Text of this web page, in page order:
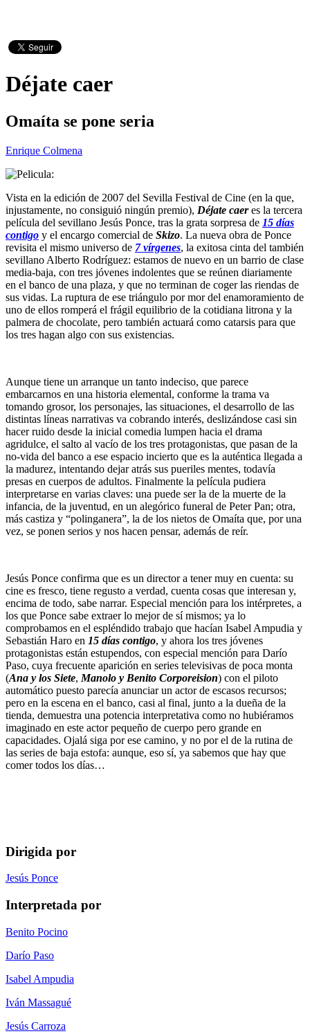
Déjate caer
Omaíta se pone seria
Enrique Colmena
Vista en la edición de 2007 del Sevilla Festival de Cine (en la que,
injustamente, no consiguió ningún premio), Déjate caeres la tercera
película del sevillano Jesús Ponce, tras la grata sorpresa de 15 días
contigo y el encargo comercial de Skizo. La nueva obra de Ponce
revisita el mismo universo de 7 vírgenes, la exitosa cinta del también
sevillano Alberto Rodríguez: estamos de nuevo en un barrio de clase
media-baja, con tres jóvenes indolentes que se reúnen diariamente
en el banco de una plaza, y que no terminan de coger las riendas de
sus vidas. La ruptura de ese triángulo por mor del enamoramiento de
uno de ellos romperá el frágil equilibrio de la cotidiana litrona y la
palmera de chocolate, pero también actuará como catarsis para que
los tres hagan algo con sus existencias.
Aunque tiene un arranque un tanto indeciso, que parece
embarcarnos en una historia elemental, conforme la trama va
tomando grosor, los personajes, las situaciones, el desarrollo de las
distintas líneas narrativas va cobrando interés, deslizándose casi sin
hacer ruido desde la inicial comedia lumpen hacia el drama
agridulce, el salto al vacío de los tres protagonistas, que pasan de la
no-vida del banco a ese espacio incierto que es la auténtica llegada a
la madurez, intentando dejar atrás sus pueriles mentes, todavía
presas en cuerpos de adultos. Finalmente la película pudiera
interpretarse en varias claves: una puede ser la de la muerte de la
infancia, de la juventud, en un alegórico funeral de Peter Pan; otra,
más castiza y “polinganera”, la de los nietos de Omaíta que, por una
vez, se ponen serios y nos hacen pensar, además de reír.
Jesús Ponce confirma que es un director a tener muy en cuenta: su
cine es fresco, tiene regusto a verdad, cuenta cosas que interesan y,
encima de todo, sabe narrar. Especial mención para los intérpretes, a
los que Ponce sabe extraer lo mejor de sí mismos; ya lo
comprobamos en el espléndido trabajo que hacían Isabel Ampudia y
Sebastián Haro en 15 días contigo, y ahora los tres jóvenes
protagonistas están estupendos, con especial mención para Darío
Paso, cuya frecuente aparición en series televisivas de poca monta
(Ana y los Siete, Manolo y Benito Corporeision) con el piloto
automático puesto parecía anunciar un actor de escasos recursos;
pero en la escena en el banco, casi al final, junto a la dueña de la
tienda, demuestra una potencia interpretativa como no hubiéramos
imaginado en este actor pequeño de cuerpo pero grande en
capacidades. Ojalá siga por ese camino, y no por el de la rutina de
las series de baja estofa: aunque, eso sí, ya sabemos que hay que
comer todos los días…
Dirigida por
Jesús Ponce
Interpretada por
Benito Pocino
Darío Paso
Isabel Ampudia
Iván Massagué
Jesús Carroza